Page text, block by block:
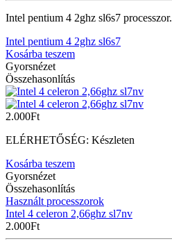
Intel pentium 4 2ghz sl6s7 processzor.
Intel pentium 4 2ghz sl6s7
Kosárba teszem
Gyorsnézet
Összehasonlítás
2.000Ft
ELÉRHETŐSÉG: Készleten
Kosárba teszem
Gyorsnézet
Összehasonlítás
Használt processzorok
Intel 4 celeron 2,66ghz sl7nv
2.000Ft